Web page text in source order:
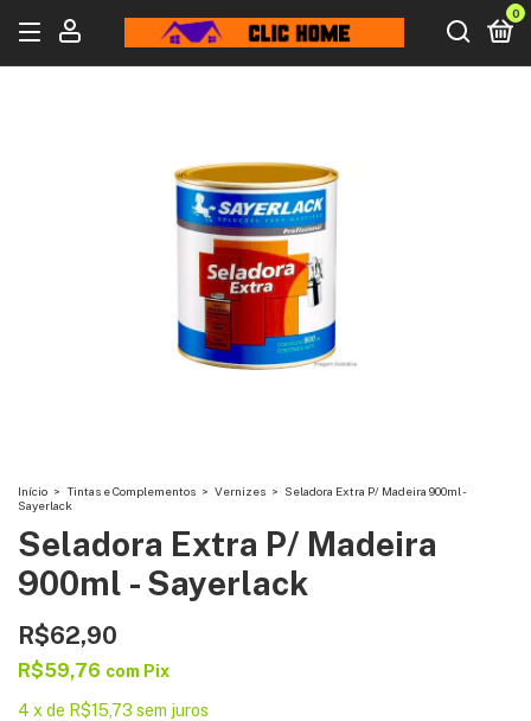
0
Início > Tintas e Complementos > Vernizes > Seladora Extra P/ Madeira 900ml -
Sayerlack
Seladora Extra P/ Madeira
900ml - Sayerlack
R$62,90
R$59,76 com Pix
4 x de R$15,73 sem juros